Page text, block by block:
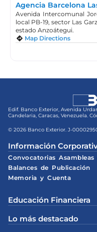
Agencia Barcelona
Avenida Intercomunal
local PB-19, sector Las
estado Anzoátegui.
Map Directions
Edif. Banco Exterior, Avenida
Candelaria, Caracas, Venezuela.
© 2026 Banco Exterior. J-
Información
Convocatorias
Balances de Publicación
Memoria y Cuenta
Educación Financiera
Lo más destacado